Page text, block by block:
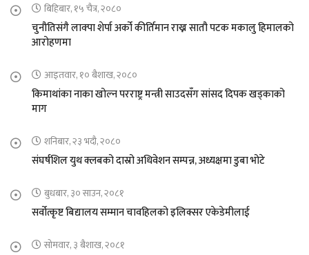
बिहिबार, १५ चैत्र, २०८०
चुनौतिसंगै लाक्पा शेर्पा अर्को कीर्तिमान राख्न सातौ पटक मकालु हिमालको
आरोहणमा
आइतवार, १० बैशाख, २०८०
किमाथांका नाका खोल्न परराष्ट्र मन्त्री साउदसँग सांसद दिपक खड्काको
माग
शनिबार, २३ भदौ, २०८०
संघर्षशिल युथ क्लबको दास्रो अधिवेशन सम्पन्न, अध्यक्षमा डुबा भोटे
बुधबार, ३० साउन, २०८१
सर्वोत्कृष्ट बिद्यालय सम्मान चावहिलको इलिक्सर एकेडेमीलाई
सोमवार, ३ बैशाख, २०८१